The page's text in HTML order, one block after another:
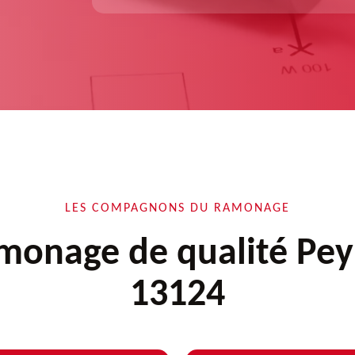
LES COMPAGNONS DU RAMONAGE
de qualité
13124